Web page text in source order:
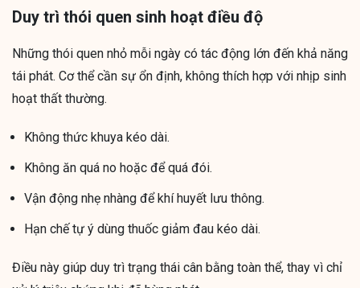
Duy trì thói quen sinh hoạt điều độ
Những thói quen nhỏ mỗi ngày có tác động lớn đến khả năng
tái phát. Cơ thể cần sự ổn định, không thích hợp với nhịp sinh
hoạt thất thường.
Không thức khuya kéo dài.
Không ăn quá no hoặc để quá đói.
Vận động nhẹ nhàng để khí huyết lưu thông.
Hạn chế tự ý dùng thuốc giảm đau kéo dài.
Điều này giúp duy trì trạng thái cân bằng toàn thể, thay vì chỉ